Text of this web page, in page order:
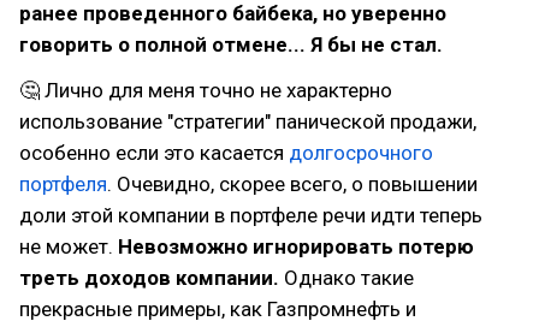
ранее проведенного байбека, но уверенно
говорить о полной отмене... Я бы не стал.
🤔 Лично для меня точно не характерно
использование "стратегии" панической продажи,
особенно если это касается долгосрочного
портфеля. Очевидно, скорее всего, о повышении
доли этой компании в портфеле речи идти теперь
не может. Невозможно игнорировать потерю
треть доходов компании. Однако такие
прекрасные примеры, как Газпромнефть и